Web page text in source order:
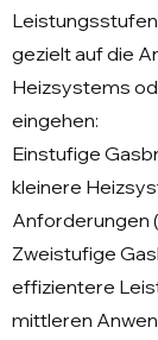
gezielt auf die
Heizsystems
eingehen:
Einstufige
kleinere
Anforderungen
Zweistufige
effizientere
mittleren